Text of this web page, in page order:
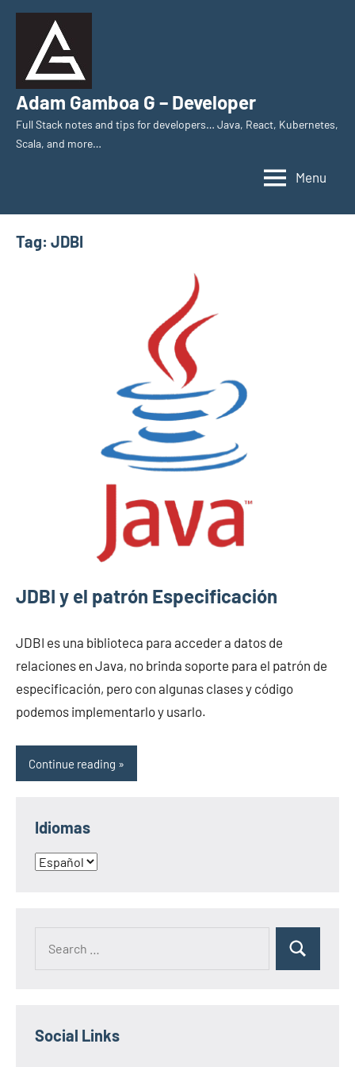
Skip
content
Adam Gamboa G – Developer
Full Stack notes and tips for developers… Java, React, Kubernetes,
Scala, and more…
Menu
Tag: JDBI
JDBI y el patrón Especificación
JDBI es una biblioteca para acceder a datos de
relaciones en Java, no brinda soporte para el patrón de
especificación, pero con algunas clases y código
podemos implementarlo y usarlo.
Continue reading
Idiomas
Idiomas
Search
Social Links